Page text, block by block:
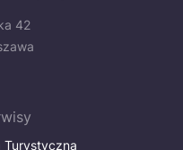
42
Turystyczna